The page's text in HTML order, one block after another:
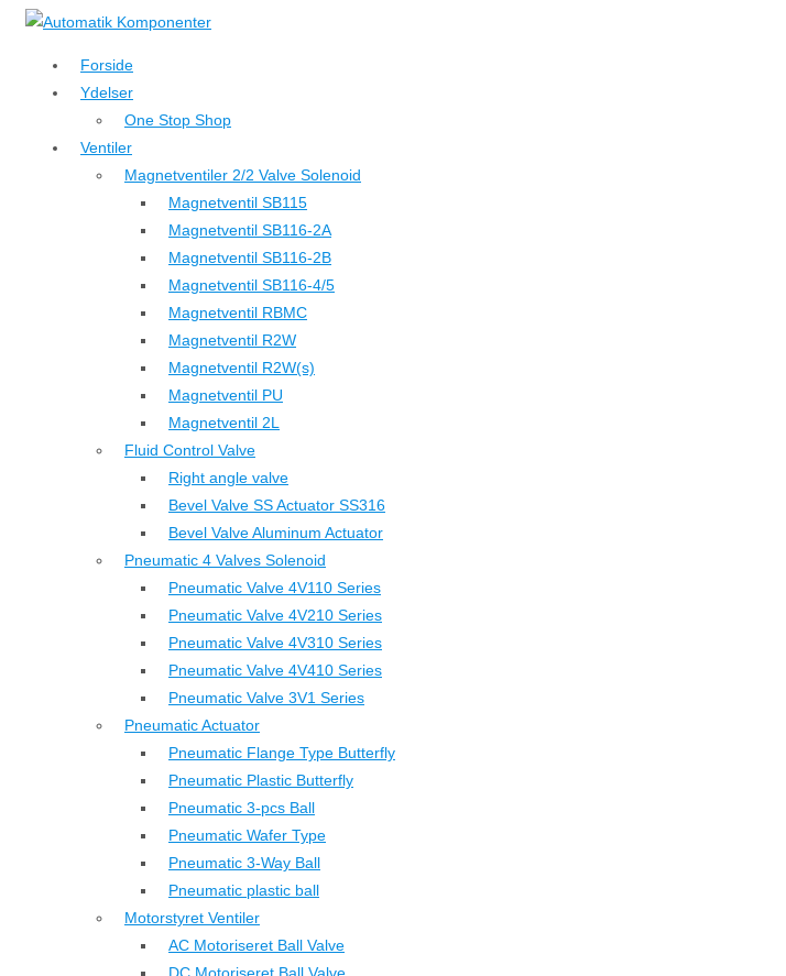
↓
hovedindhold
Forside
Ydelser
One Stop Shop
Ventiler
Magnetventiler 2/2 Valve Solenoid
Magnetventil SB115
Magnetventil SB116-2A
Magnetventil SB116-2B
Magnetventil SB116-4/5
Magnetventil RBMC
Magnetventil R2W
Magnetventil R2W(s)
Magnetventil PU
Magnetventil 2L
Fluid Control Valve
Right angle valve
Bevel Valve SS Actuator SS316
Bevel Valve Aluminum Actuator
Pneumatic 4 Valves Solenoid
Pneumatic Valve 4V110 Series
Pneumatic Valve 4V210 Series
Pneumatic Valve 4V310 Series
Pneumatic Valve 4V410 Series
Pneumatic Valve 3V1 Series
Pneumatic Actuator
Pneumatic Flange Type Butterfly
Pneumatic Plastic Butterfly
Pneumatic 3-pcs Ball
Pneumatic Wafer Type
Pneumatic 3-Way Ball
Pneumatic plastic ball
Motorstyret Ventiler
AC Motoriseret Ball Valve